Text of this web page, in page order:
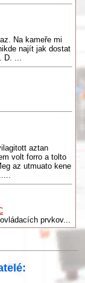
Na kameře mi
najít jak dostat
D. ...
aztan
volt forro a tolto
az utmuato kene
prvkov...